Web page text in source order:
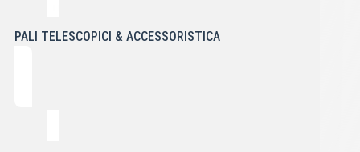
PALI TELESCOPICI & ACCESSORISTICA